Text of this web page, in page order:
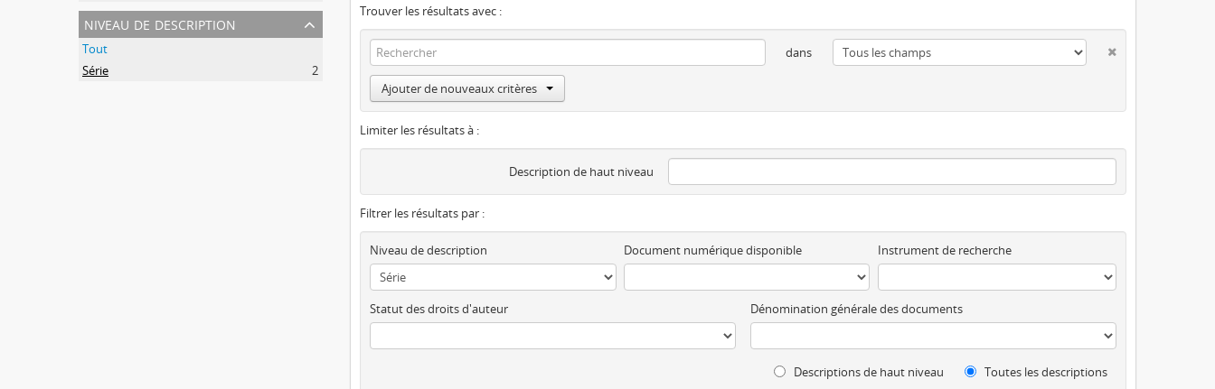
niveau de description
Tout
Série
2
Trouver les résultats avec :
dans
Ajouter de nouveaux critères
Limiter les résultats à :
Description de haut niveau
Filtrer les résultats par :
Niveau de description Document numérique disponible Instrument de recherche
Statut des droits d'auteur Dénomination générale des documents
Descriptions de haut niveau Toutes les descriptions